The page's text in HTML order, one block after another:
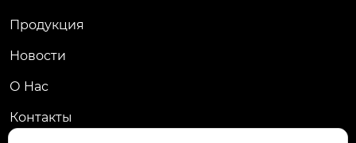
Продукция
Новости
О Hас
Контакты